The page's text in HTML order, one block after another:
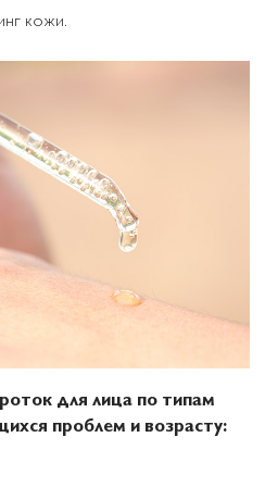
кожи.
для лица по типам
проблем и возрасту: